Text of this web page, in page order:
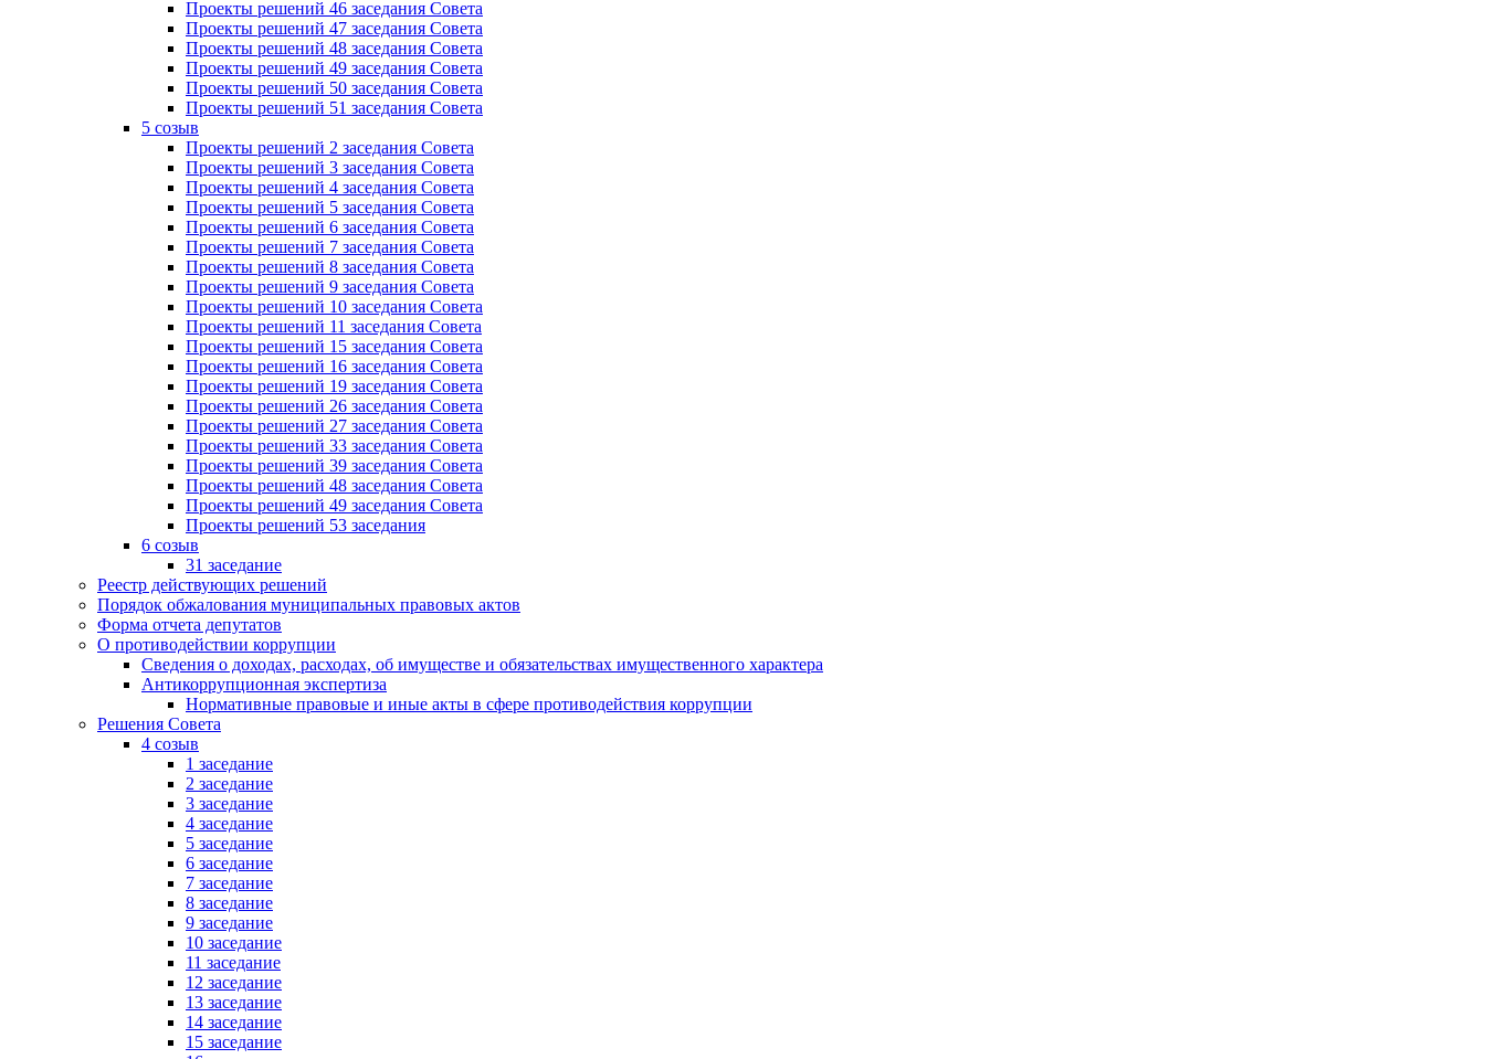
Проекты решений 46 заседания Совета
Проекты решений 47 заседания Совета
Проекты решений 48 заседания Совета
Проекты решений 49 заседания Совета
Проекты решений 50 заседания Совета
Проекты решений 51 заседания Совета
5 созыв
Проекты решений 2 заседания Совета
Проекты решений 3 заседания Совета
Проекты решений 4 заседания Совета
Проекты решений 5 заседания Совета
Проекты решений 6 заседания Совета
Проекты решений 7 заседания Совета
Проекты решений 8 заседания Совета
Проекты решений 9 заседания Совета
Проекты решений 10 заседания Совета
Проекты решений 11 заседания Совета
Проекты решений 15 заседания Совета
Проекты решений 16 заседания Совета
Проекты решений 19 заседания Совета
Проекты решений 26 заседания Совета
Проекты решений 27 заседания Совета
Проекты решений 33 заседания Совета
Проекты решений 39 заседания Совета
Проекты решений 48 заседания Совета
Проекты решений 49 заседания Совета
Проекты решений 53 заседания
6 созыв
31 заседание
Реестр действующих решений
Порядок обжалования муниципальных правовых актов
Форма отчета депутатов
О противодействии коррупции
Сведения о доходах, расходах, об имуществе и обязательствах имущественного характера
Антикоррупционная экспертиза
Нормативные правовые и иные акты в сфере противодействия коррупции
Решения Совета
4 созыв
1 заседание
2 заседание
3 заседание
4 заседание
5 заседание
6 заседание
7 заседание
8 заседание
9 заседание
10 заседание
11 заседание
12 заседание
13 заседание
14 заседание
15 заседание